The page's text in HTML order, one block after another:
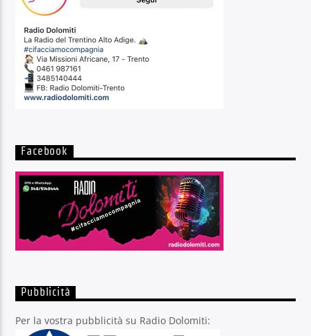
Facebook
Pubblicità
Per la vostra pubblicità su Radio Dolomiti: